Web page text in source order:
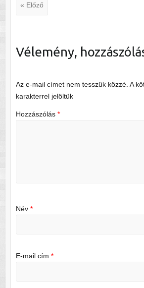
« Előző
Vélemény,
Az e-mail címet nem tesszük közzé. A
karakterrel jelöltük
Hozzászólás *
Név *
E-mail cím *